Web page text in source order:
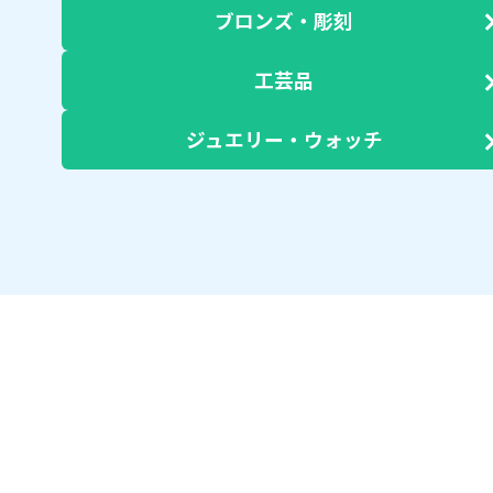
ブロンズ・彫刻
工芸品
ジュエリー・ウォッチ